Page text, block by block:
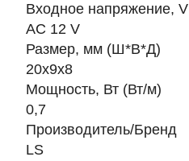
Входное напряжение, V
AC 12 V
Размер, мм (Ш*В*Д)
20х9х8
Мощность, Вт (Вт/м)
0,7
Производитель/Бренд
LS